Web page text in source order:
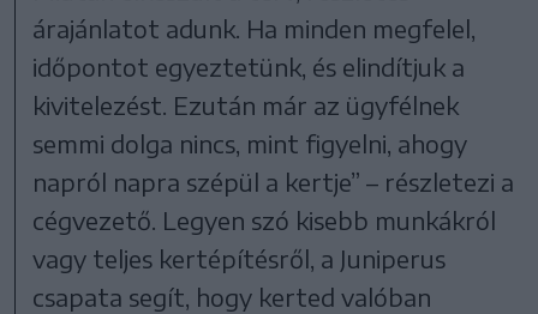
árajánlatot adunk. Ha minden megfelel,
időpontot egyeztetünk, és elindítjuk a
kivitelezést. Ezután már az ügyfélnek
semmi dolga nincs, mint figyelni, ahogy
napról napra szépül a kertje” – részletezi a
cégvezető. Legyen szó kisebb munkákról
vagy teljes kertépítésről, a Juniperus
csapata segít, hogy kerted valóban